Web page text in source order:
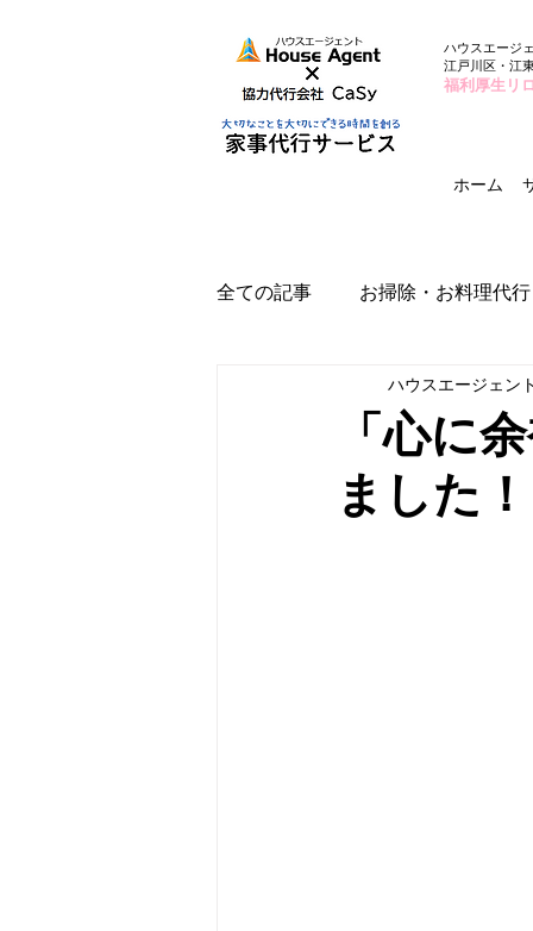
ハウスエージ
江戸川区・江
福利厚生リ
ホーム
全ての記事 お掃除・お料理代行
「心に
ました！
ハウスエージェン